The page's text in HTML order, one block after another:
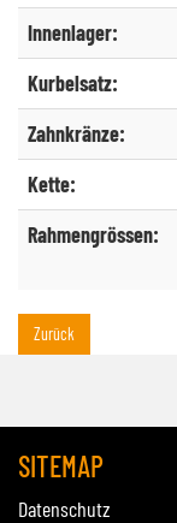
Innenlager:
Kurbelsatz:
Zahnkränze:
Kette:
Rahmengrössen:
Zurück
SITEMAP
Datenschutz